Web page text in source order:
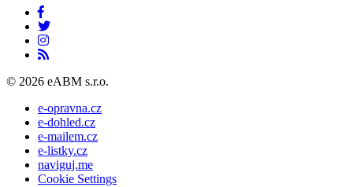
© 2026 eABM s.r.o.
e-opravna.cz
e-dohled.cz
e-mailem.cz
e-listky.cz
naviguj.me
Cookie Settings